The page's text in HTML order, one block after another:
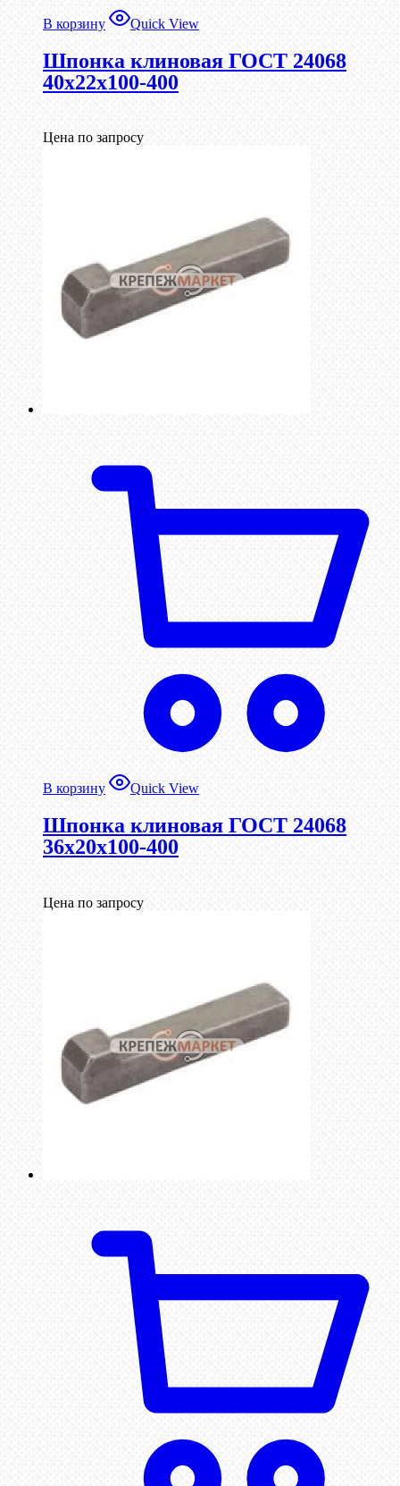
В корзину Quick View
Шпонка клиновая ГОСТ 24068
40х22х100-400
Цена по запросу
В корзину Quick View
Шпонка клиновая ГОСТ 24068
36х20х100-400
Цена по запросу